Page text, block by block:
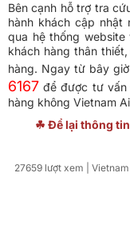
Bên cạnh hỗ trợ tra
hành khách cập nhật
qua hệ thống website
khách hàng thân
hàng. Ngay từ bây
6167 để được tư vấn
hàng không Vietnam
☘ Để lại thông tin
27659 lượt xem |